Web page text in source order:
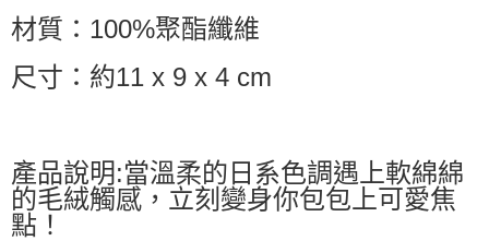
材質：100%聚酯纖維
尺寸：約11 x 9 x 4 cm
產品說明:當溫柔的日系色調遇上軟綿綿
的毛絨觸感，立刻變身你包包上可愛焦
點！